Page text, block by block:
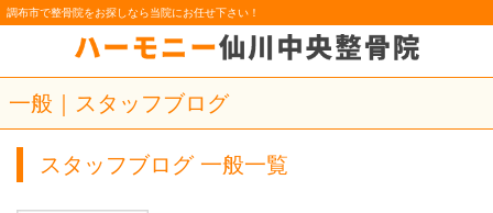
調布市で整骨院をお探しなら当院にお任せ下さい！
一般｜スタッフブログ
スタッフブログ 一般一覧